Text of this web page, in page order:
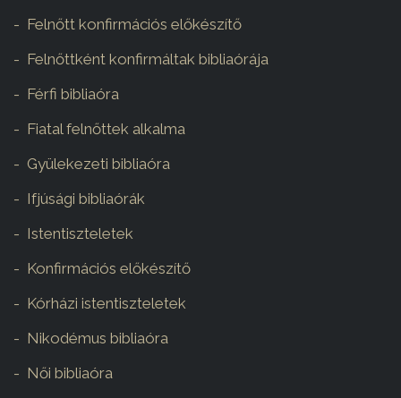
Felnőtt konfirmációs előkészítő
Felnőttként konfirmáltak bibliaórája
Férfi bibliaóra
Fiatal felnőttek alkalma
Gyülekezeti bibliaóra
Ifjúsági bibliaórák
Istentiszteletek
Konfirmációs előkészítő
Kórházi istentiszteletek
Nikodémus bibliaóra
Női bibliaóra